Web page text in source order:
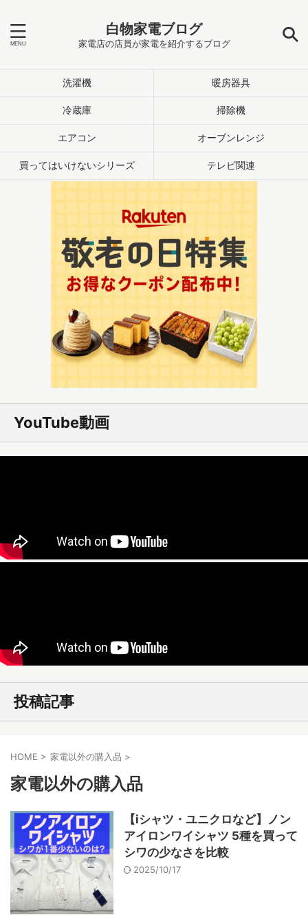
白物家電ブログ
家電店の店員が家電を紹介するブログ
洗濯機 暖房器具
冷蔵庫 掃除機
エアコン オーブンレンジ
買ってはいけないシリーズ テレビ関連
YouTube動画
投稿記事
HOME > 家電以外の購入品 >
家電以外の購入品
【iシャツ・ユニクロなど】ノン
アイロンワイシャツ 5種を買って
シワの少なさを比較
2025/10/17